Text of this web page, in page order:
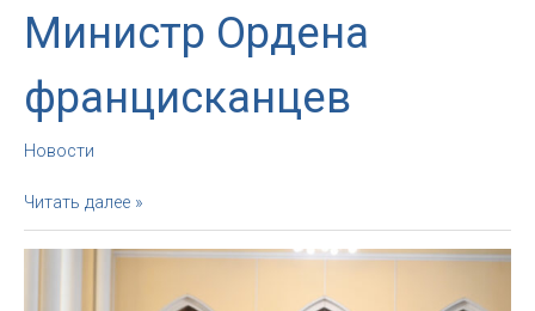
Министр Ордена
францисканцев
Новости
Москву
и
Петербург
Читать далее »